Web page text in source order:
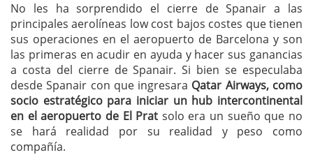
No les ha sorprendido el cierre de Spanair a las
principales aerolíneas low cost bajos costes que tienen
sus operaciones en el aeropuerto de Barcelona y son
las primeras en acudir en ayuda y hacer sus ganancias
a costa del cierre de Spanair. Si bien se especulaba
desde Spanair con que ingresara Qatar Airways, como
socio estratégico para iniciar un hub intercontinental
en el aeropuerto de El Prat solo era un sueño que no
se hará realidad por su realidad y peso como
compañía.